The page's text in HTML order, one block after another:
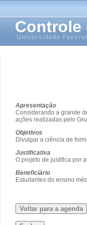
Controle
Universidade
Apresentação
Considerando a grande
ações realizadas pelo
Objetivos
Divulgar a ciência de
Justificativa
O projeto de justifica por
Beneficiário
Estudantes do ensino
Voltar para a agenda